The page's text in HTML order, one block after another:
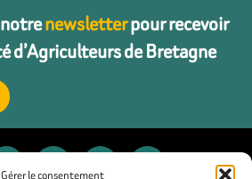
Gérer le consentement
newsletterpour recevoir
d’Agriculteurs de Bretagne